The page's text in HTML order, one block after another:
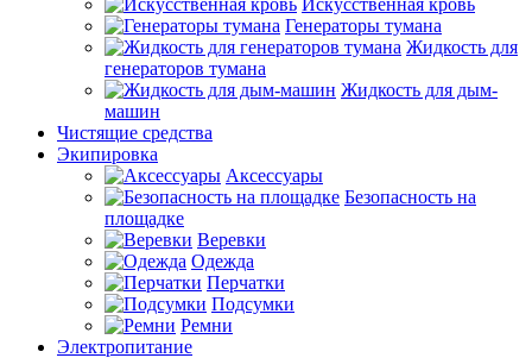
Искусственная кровь
Генераторы тумана
Жидкость для
генераторов тумана
Жидкость для дым-
машин
Чистящие средства
Экипировка
Аксессуары
Безопасность на
площадке
Веревки
Одежда
Перчатки
Подсумки
Ремни
Электропитание